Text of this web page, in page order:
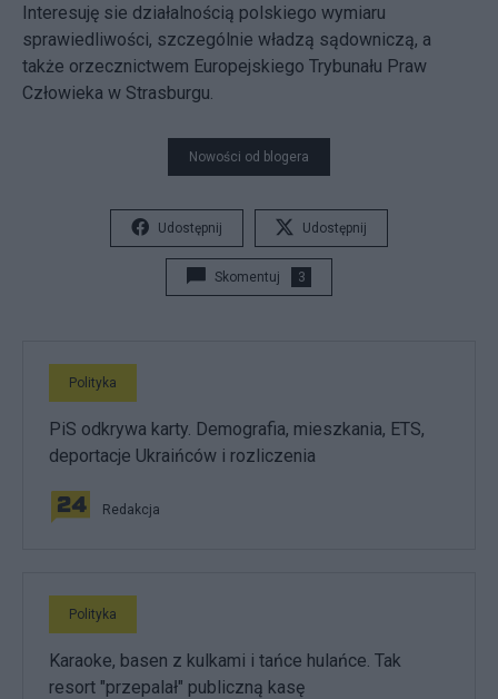
Interesuję sie działalnością polskiego wymiaru
sprawiedliwości, szczególnie władzą sądowniczą, a
także orzecznictwem Europejskiego Trybunału Praw
Człowieka w Strasburgu.
Nowości od blogera
Udostępnij Udostępnij
Skomentuj 3
Polityka
PiS odkrywa karty. Demografia, mieszkania, ETS,
deportacje Ukraińców i rozliczenia
Redakcja
Polityka
Karaoke, basen z kulkami i tańce hulańce. Tak
resort "przepalał" publiczną kasę